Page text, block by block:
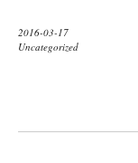
2016-03-17
Uncategorized